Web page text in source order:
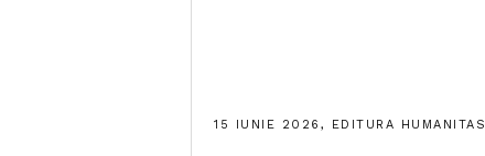
15 IUNIE 2026, EDITURA HUMANITAS